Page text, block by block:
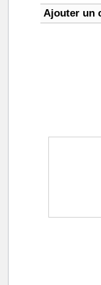
Ajouter un